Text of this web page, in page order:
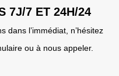
7J/7 ET 24H/24
dans l’immédiat, n’hésitez
ou à nous appeler.